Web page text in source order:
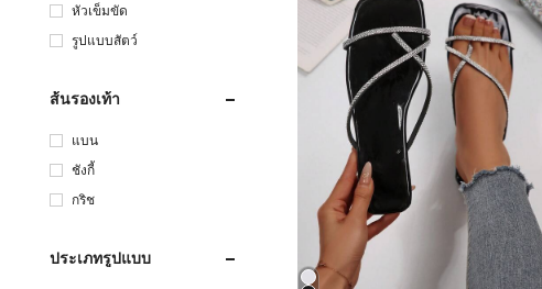
หัวเข็มขัด
รูปแบบสัตว์
ส้นรองเท้า
แบน
ชังกี้
กริช
ประเภทรูปแบบ